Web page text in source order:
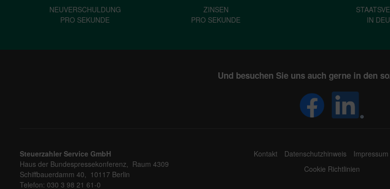
NEUVERSCHULDUNG
PRO SEKUNDE
ZINSEN
PRO SEKUNDE
IN
Und besuchen Sie uns auch gerne in den
Steuerzahler Service GmbH
Haus der Bundespressekonferenz, Raum 4309
Schiffbauerdamm 40, 10117 Berlin
Telefon: 030 3 98 21 61-0
Kontakt Datenschutzhinweis Impressum
Cookie Richtlinien